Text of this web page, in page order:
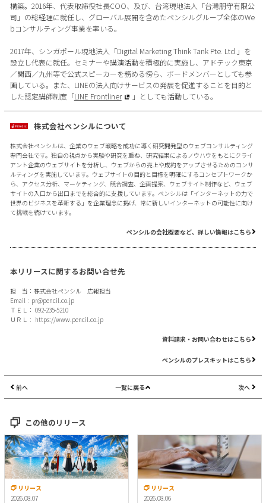
構築。2016年、代表取締役社長COO、及び、台湾現地法人「台灣朋守有限公
司」の総経理に就任し、グローバル展開を含めたペンシルグループ全体のWe
bコンサルティング事業を率いる。
2017年、シンガポール現地法人「Digital Marketing Think Tank Pte. Ltd.」を
設立し代表に就任。セミナーや講演活動を積極的に実施し、アドテック東京
／関西／九州等で公式スピーカーを務める傍ら、ボードメンバーとしても参
画している。また、LINEの法人向けサービスの発展を促進することを目的と
した認定講師制度「LINE Frontliner 」としても活動している。
株式会社ペンシルについて
株式会社ペンシルは、企業のウェブ戦略を成功に導く研究開発型のウェブコンサルティング
専門会社です。独自の視点から実験や研究を重ね、研究結果によるノウハウをもとにクライ
アント企業のウェブサイトを分析し、ウェブからの売上や成約をアップさせるためのコンサ
ルティングを実施しています。ウェブサイトの目的と目標を明確にするコンセプトワークか
ら、アクセス分析、マーケティング、競合調査、企画提案、ウェブサイト制作など、ウェブ
サイトの入口から出口までを総合的に支援しています。ペンシルは「インターネットの力で
世界のビジネスを革新する」を企業理念に掲げ、常に新しいインターネットの可能性に向け
て挑戦を続けています。
ペンシルの会社概要など、詳しい情報はこちら
本リリースに関するお問い合せ先
担 当：株式会社ペンシル 広報担当
Email： pr@pencil.co.jp
ＴＥＬ： 092-235-5210
ＵＲＬ： https://www.pencil.co.jp
資料請求・お問い合わせはこちら
ペンシルのプレスキットはこちら
前へ 一覧に戻る 次へ
この他のリリース
リリース
2026.08.07
リリース
2026.08.06